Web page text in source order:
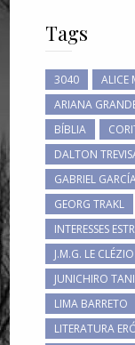
Tags
3040 ALICE
ARIANA
BÍBLIA
DALTON
GABRIEL
GEORG TRAKL
INTERESSES
J.M.G. LE CLÉZIO
JUNICHIRO
LIMA BARRETO
LITERATURA